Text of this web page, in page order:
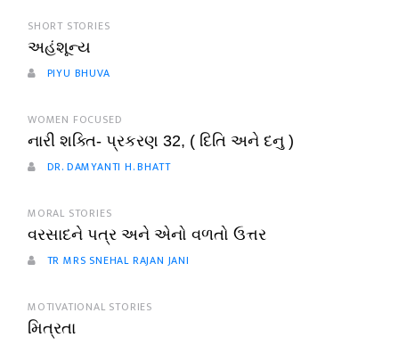
SHORT STORIES
અહંશૂન્ય
PIYU BHUVA
WOMEN FOCUSED
નારી શક્તિ- પ્રકરણ 32, ( દિતિ અને દનુ )
DR. DAMYANTI H. BHATT
MORAL STORIES
વરસાદને પત્ર અને એનો વળતો ઉત્તર
TR MRS SNEHAL RAJAN JANI
MOTIVATIONAL STORIES
મિત્રતા